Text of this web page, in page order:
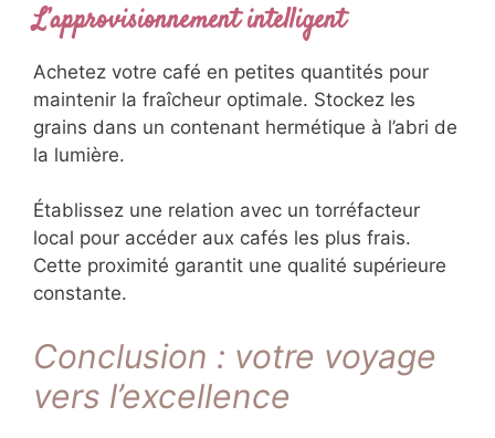
L’approvisionnement intelligent
Achetez votre café en petites quantités pour
maintenir la fraîcheur optimale. Stockez les
grains dans un contenant hermétique à l’abri de
la lumière.
Établissez une relation avec un torréfacteur
local pour accéder aux cafés les plus frais.
Cette proximité garantit une qualité supérieure
constante.
Conclusion : votre voyage
vers l’excellence